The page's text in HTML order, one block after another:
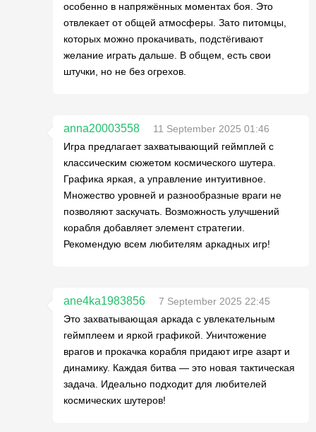
особенно в напряжённых моментах боя. Это
отвлекает от общей атмосферы. Зато питомцы,
которых можно прокачивать, подстёгивают
желание играть дальше. В общем, есть свои
штучки, но не без огрехов.
anna20003558
11 September 2025 01:46
Игра предлагает захватывающий геймплей с
классическим сюжетом космического шутера.
Графика яркая, а управление интуитивное.
Множество уровней и разнообразные враги не
позволяют заскучать. Возможность улучшений
корабля добавляет элемент стратегии.
Рекомендую всем любителям аркадных игр!
ane4ka1983856
7 September 2025 22:45
Это захватывающая аркада с увлекательным
геймплеем и яркой графикой. Уничтожение
врагов и прокачка корабля придают игре азарт и
динамику. Каждая битва — это новая тактическая
задача. Идеально подходит для любителей
космических шутеров!